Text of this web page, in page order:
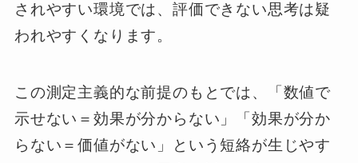
されやすい環境では、評価できない思考は疑
われやすくなります。
この測定主義的な前提のもとでは、「数値で
示せない＝効果が分からない」「効果が分か
らない＝価値がない」という短絡が生じやす